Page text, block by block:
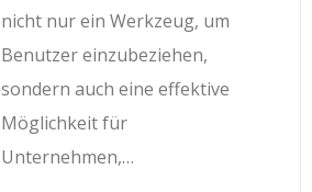
nicht nur ein Werkzeug, um
Benutzer einzubeziehen,
sondern auch eine effektive
Möglichkeit für
Unternehmen,…